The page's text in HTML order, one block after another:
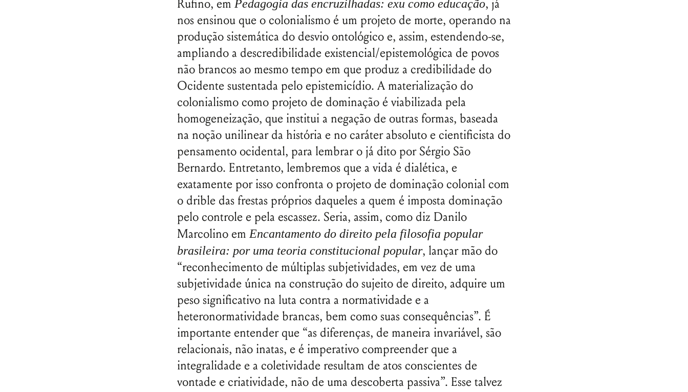
Rufino, em Pedagogia das encruzilhadas: exu como educação, já
nos ensinou que o colonialismo é um projeto de morte, operando na
produção sistemática do desvio ontológico e, assim, estendendo-se,
ampliando a descredibilidade existencial/epistemológica de povos
não brancos ao mesmo tempo em que produz a credibilidade do
Ocidente sustentada pelo epistemicídio. A materialização do
colonialismo como projeto de dominação é viabilizada pela
homogeneização, que institui a negação de outras formas, baseada
na noção unilinear da história e no caráter absoluto e cientificista do
pensamento ocidental, para lembrar o já dito por Sérgio São
Bernardo. Entretanto, lembremos que a vida é dialética, e
exatamente por isso confronta o projeto de dominação colonial com
o drible das frestas próprios daqueles a quem é imposta dominação
pelo controle e pela escassez. Seria, assim, como diz Danilo
Marcolino emEncantamento do direito pela filosofia popular
brasileira: por uma teoria constitucional popular, lançar mão do
“reconhecimento de múltiplas subjetividades, em vez de uma
subjetividade única na construção do sujeito de direito, adquire um
peso significativo na luta contra a normatividade e a
heteronormatividade brancas, bem como suas consequências”. É
importante entender que “as diferenças, de maneira invariável, são
relacionais, não inatas, e é imperativo compreender que a
integralidade e a coletividade resultam de atos conscientes de
vontade e criatividade, não de uma descoberta passiva”. Esse talvez